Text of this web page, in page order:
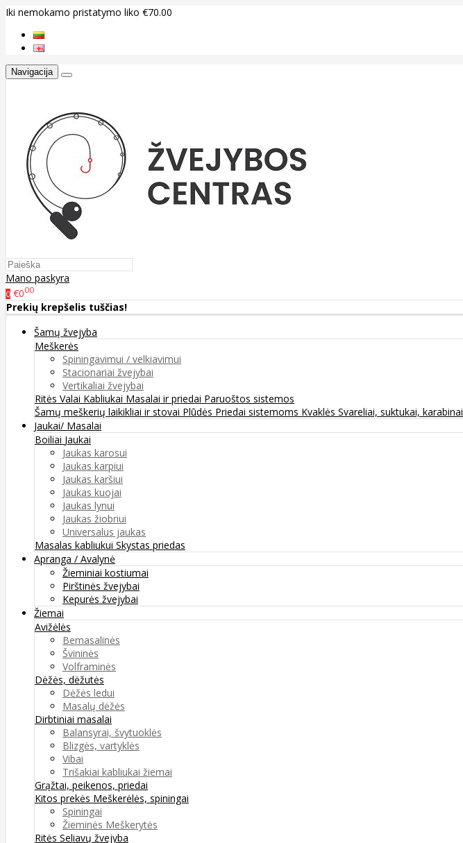
Iki nemokamo pristatymo liko €70.00
Navigacija
Mano paskyra
0 €000
Prekių krepšelis tuščias!
Šamų žvejyba
Meškerės
Spiningavimui / velkiavimui
Stacionariai žvejybai
Vertikaliai žvejybai
Ritės Valai Kabliukai Masalai ir priedai Paruoštos sistemos
Šamų meškerių laikikliai ir stovai Plūdės Priedai sistemoms Kvaklės Svareliai, suktukai, karabinai
Jaukai/ Masalai
Boiliai Jaukai
Jaukas karosui
Jaukas karpiui
Jaukas karšiui
Jaukas kuojai
Jaukas lynui
Jaukas žiobriui
Universalus jaukas
Masalas kabliukui Skystas priedas
Apranga / Avalynė
Žieminiai kostiumai
Pirštinės žvejybai
Kepurės žvejybai
Žiemai
Avižėlės
Bemasalinės
Švininės
Volframinės
Dėžės, dėžutės
Dėžės ledui
Masalų dėžės
Dirbtiniai masalai
Balansyrai, švytuoklės
Blizgės, vartyklės
Vibai
Trišakiai kabliukai žiemai
Grąžtai, peikenos, priedai
Kitos prekės Meškerėlės, spiningai
Spiningai
Žieminės Meškerytės
Ritės Seliavų žvejyba